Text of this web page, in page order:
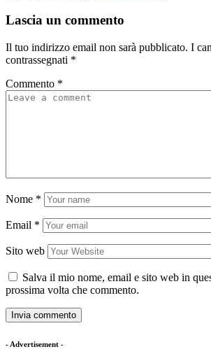
Lascia un commento
Il tuo indirizzo email non sarà pubblicato. I
contrassegnati *
Commento *
Nome *
Email *
Sito web
Salva il mio nome, email e sito web in
prossima volta che commento.
- Advertisement -